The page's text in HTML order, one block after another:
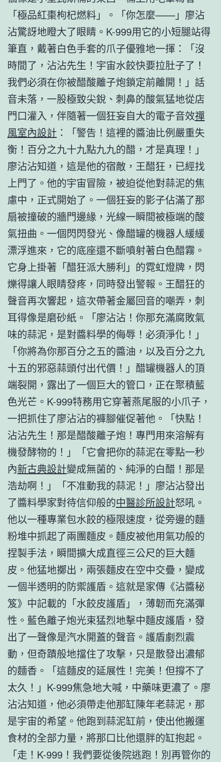
「極品紅棗枸杞燃料」。「你怎麼——」廖沾
沾驚訝地瞪大了眼睛。K-999用它的小短腿站得
筆直，戴著白色手套的爪子優雅地一揮：「沒
時間了，沾沾先生！宇宙水餃快要拉肚子了！
我們必須在你被醋酸離子炮鎖定前離開！」話
音未落，一股極致尖銳、刺鼻的酸氣猛地從店
門口灌入，伴隨著一個狂妄自大的電子音效禪
風室內設計 ：「警告！這裡的醬油比例嚴重失
衡！百分之九十九點九九的醋，才是真理！」
廖沾沾知道，這是他的宿敵，王醋狂，已經找
上門了。他的宇宙冒險，被迫從他對蒜泥的焦
慮中，正式開始了。一個狂妄的影子佔滿了那
扇被撞破的牆門邊緣，光線一瞬間被極端的酸
氣扭曲。一個閃閃發光、像醋罐的機器人緩緩
漂浮進來，它的底座還不斷噴射著白色醋霧。
它身上掛著「醋狂派大勝利」的霓虹燈牌，閃
爍得讓人眼睛發疼，同時發出警報。王醋狂的
聲音再次響起，這次帶著金屬回音的嘲弄，刺
耳得像是磨砂紙。「廖沾沾！你那充滿腐敗氣
味的蒜泥，是對醬料學的侮辱！必須淨化！」
「你將為你那百分之五的醬油，以及百分之九
十五的邪惡蒜頭付出代價！」醋罐機器人的頂
端裂開，露出了一個巨大的管口，正在聚積藍
色光芒。K-999特務用它穿著燕尾服的小爪子，
一把抓住了廖沾沾的褲腳催促著他。「快點！
沾沾先生！那是醋酸離子炮！專門用來溶解有
機發酵物的！」「它會把你的蒜泥在零點一秒
內新古典設計變成無菌的、純淨的白醋！那是
浩劫啊！」「不准動我的蒜泥！」廖沾沾發出
了醬料學家對待信仰般的中醫診所設計怒吼。
他以一種專業包水餃的極限速度，從旁邊的麵
粉堆中抓起了兩團麵皮。麵皮被他用氣功般的
捏製手法，瞬間擴大成直徑三公尺的巨大麵
皮。他猛地擲出，兩張麵皮在空中交疊，變成
一個半透明的防禦護盾。這就是家傳《沾醬秘
笈》中記載的「水餃皮護盾」，薄韌而充滿彈
性。藍色離子炮光束猛烈地擊中麵皮護盾，發
出了一聲像是汽水開蓋的聲音。護盾劇烈震
動，但奇蹟般地擋住了攻擊，只是散發出濃郁
的麵香。「這麵皮的延展性！完美！但撐不了
太久！」K-999焦急地大喊，中藥味更濃了。廖
沾沾知道，他必須帶走他那缸陳年老蒜泥，那
是宇宙的希望。他跑到蒜泥缸前，使出他搬運
食材的全部力量，將那口比他還胖的缸抱起。
「走！K-999！我們要從後院逃跑！別再管你的